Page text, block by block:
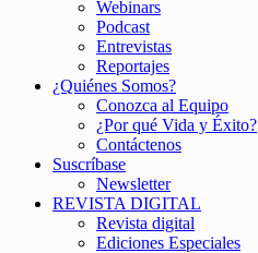
Webinars
Podcast
Entrevistas
Reportajes
¿Quiénes Somos?
Conozca al Equipo
¿Por qué Vida y Éxito?
Contáctenos
Suscríbase
Newsletter
REVISTA DIGITAL
Revista digital
Ediciones Especiales